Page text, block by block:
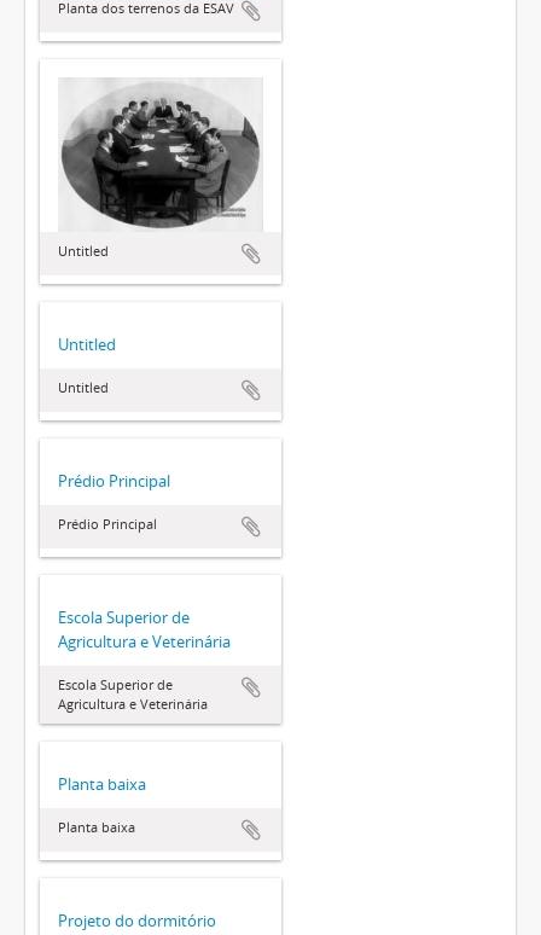
Planta dos terrenos da ESAV
Untitled
Untitled
Untitled
Prédio Principal
Prédio Principal
Escola Superior de
Agricultura e Veterinária
Escola Superior de
Agricultura e Veterinária
Planta baixa
Planta baixa
Projeto do dormitório